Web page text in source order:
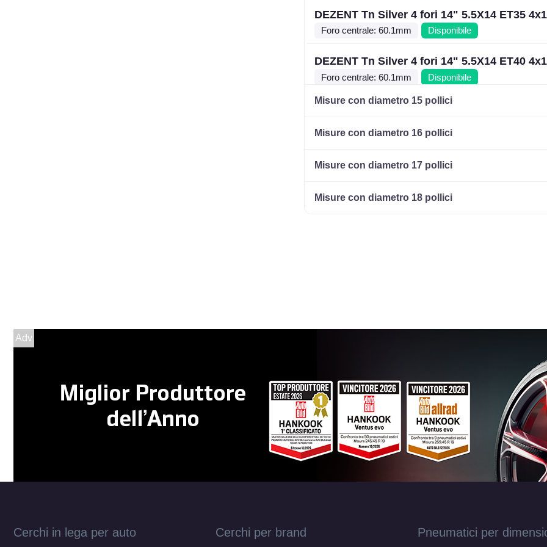
DEZENT Tn Silver 4 fori 14" 5.5X14 ET35
Foro centrale: 60.1mm Disponibile
DEZENT Tn Silver 4 fori 14" 5.5X14 ET40
Foro centrale: 60.1mm Disponibile
DEZENT Tn Silver 4 fori 14" 5.5X14 ET42
Foro centrale: 54.1mm Disponibile
DEZENT Tn Black Mirror 4 fori 14" 5.5X14
Misure con diametro 15 pollici
Misure con diametro 16 pollici
Misure con diametro 17 pollici
Misure con diametro 18 pollici
Adv
Cerchi in lega per auto Cerchi per brand Pneumatici per